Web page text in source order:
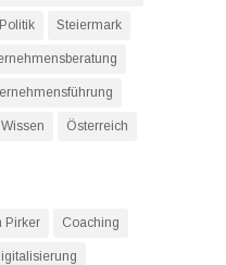
Politik Steiermark
Wissen Österreich
Pirker Coaching